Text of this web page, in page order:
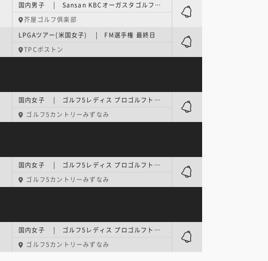
国内男子 | Sansan KBCオーガスタゴルフトーナメント 最終日
芥屋ゴルフ倶楽部
LPGAツアー(米国女子) | FM選手権 最終日
TPCボストン
国内女子 | ゴルフ5レディス プロゴルフトーナメント 第1日
ゴルフ5カントリーみずなみ
国内女子 | ゴルフ5レディス プロゴルフトーナメント 第2日
ゴルフ5カントリーみずなみ
国内女子 | ゴルフ5レディス プロゴルフトーナメント 最終日
ゴルフ5カントリーみずなみ